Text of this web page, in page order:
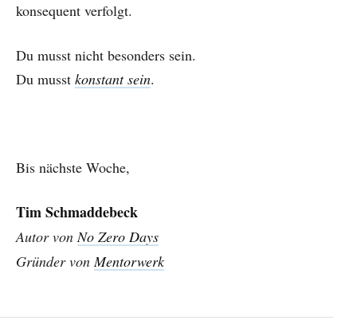
konsequent verfolgt.
Du musst nicht besonders sein.
Du musst konstant sein.
Bis nächste Woche,
Tim Schmaddebeck
Autor von No Zero Days
Gründer von Mentorwerk